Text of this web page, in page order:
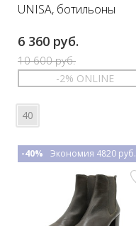
UNISA, ботильоны
6 360 руб.
10 600 руб.
-2% ONLINE
40
-40% Экономия 4820 руб.